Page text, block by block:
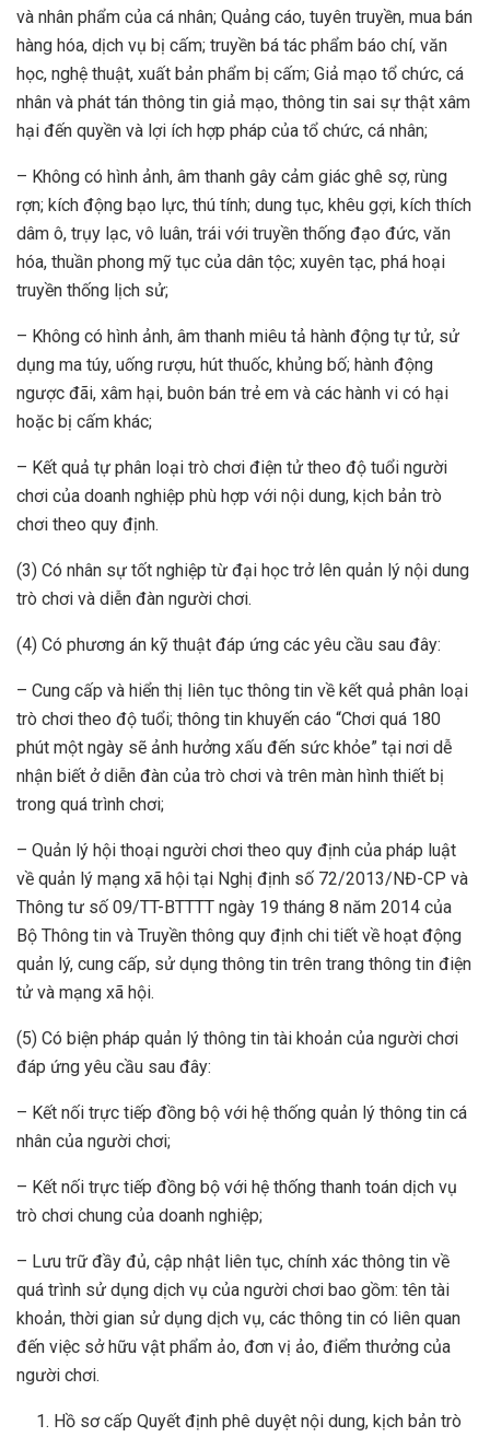
và nhân phẩm của cá nhân; Quảng cáo, tuyên truyền, mua bán
hàng hóa, dịch vụ bị cấm; truyền bá tác phẩm báo chí, văn
học, nghệ thuật, xuất bản phẩm bị cấm; Giả mạo tổ chức, cá
nhân và phát tán thông tin giả mạo, thông tin sai sự thật xâm
hại đến quyền và lợi ích hợp pháp của tổ chức, cá nhân;
– Không có hình ảnh, âm thanh gây cảm giác ghê sợ, rùng
rợn; kích động bạo lực, thú tính; dung tục, khêu gợi, kích thích
dâm ô, trụy lạc, vô luân, trái với truyền thống đạo đức, văn
hóa, thuần phong mỹ tục của dân tộc; xuyên tạc, phá hoại
truyền thống lịch sử;
– Không có hình ảnh, âm thanh miêu tả hành động tự tử, sử
dụng ma túy, uống rượu, hút thuốc, khủng bố; hành động
ngược đãi, xâm hại, buôn bán trẻ em và các hành vi có hại
hoặc bị cấm khác;
– Kết quả tự phân loại trò chơi điện tử theo độ tuổi người
chơi của doanh nghiệp phù hợp với nội dung, kịch bản trò
chơi theo quy định.
(3) Có nhân sự tốt nghiệp từ đại học trở lên quản lý nội dung
trò chơi và diễn đàn người chơi.
(4) Có phương án kỹ thuật đáp ứng các yêu cầu sau đây:
– Cung cấp và hiển thị liên tục thông tin về kết quả phân loại
trò chơi theo độ tuổi; thông tin khuyến cáo “Chơi quá 180
phút một ngày sẽ ảnh hưởng xấu đến sức khỏe” tại nơi dễ
nhận biết ở diễn đàn của trò chơi và trên màn hình thiết bị
trong quá trình chơi;
– Quản lý hội thoại người chơi theo quy định của pháp luật
về quản lý mạng xã hội tại Nghị định số 72/2013/NĐ-CP và
Thông tư số 09/TT-BTTTT ngày 19 tháng 8 năm 2014 của
Bộ Thông tin và Truyền thông quy định chi tiết về hoạt động
quản lý, cung cấp, sử dụng thông tin trên trang thông tin điện
tử và mạng xã hội.
(5) Có biện pháp quản lý thông tin tài khoản của người chơi
đáp ứng yêu cầu sau đây:
– Kết nối trực tiếp đồng bộ với hệ thống quản lý thông tin cá
nhân của người chơi;
– Kết nối trực tiếp đồng bộ với hệ thống thanh toán dịch vụ
trò chơi chung của doanh nghiệp;
– Lưu trữ đầy đủ, cập nhật liên tục, chính xác thông tin về
quá trình sử dụng dịch vụ của người chơi bao gồm: tên tài
khoản, thời gian sử dụng dịch vụ, các thông tin có liên quan
đến việc sở hữu vật phẩm ảo, đơn vị ảo, điểm thưởng của
người chơi.
Hồ sơ cấp Quyết định phê duyệt nội dung, kịch bản trò